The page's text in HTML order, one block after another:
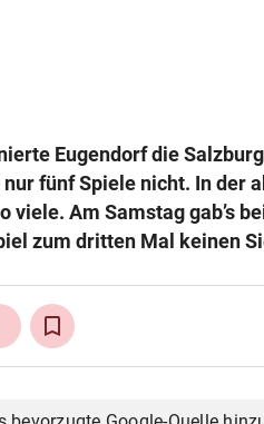
Eugendorf die
fünf Spiele nicht. In der
Am Samstag gab’s
zum dritten Mal keinen